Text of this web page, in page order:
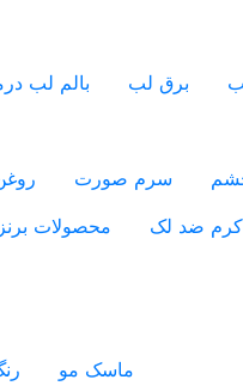
برق لب بالم لب
سرم صورت
کرم ضد لک محصولات
ماسک مو